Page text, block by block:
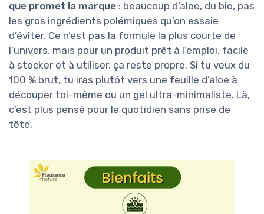
que promet la marque : beaucoup d’aloe, du bio, pas
les gros ingrédients polémiques qu’on essaie
d’éviter. Ce n’est pas la formule la plus courte de
l’univers, mais pour un produit prêt à l’emploi, facile
à stocker et à utiliser, ça reste propre. Si tu veux du
100 % brut, tu iras plutôt vers une feuille d’aloe à
découper toi-même ou un gel ultra-minimaliste. Là,
c’est plus pensé pour le quotidien sans prise de
tête.